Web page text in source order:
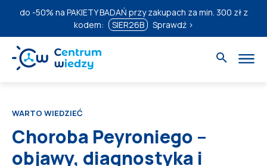
do -50% na PAKIETY BADAŃ przy zakupach za min. 300 zł z
kodem:
SIER26B Sprawdź ›
WARTO WIEDZIEĆ
Choroba Peyroniego –
objawy, diagnostyka i